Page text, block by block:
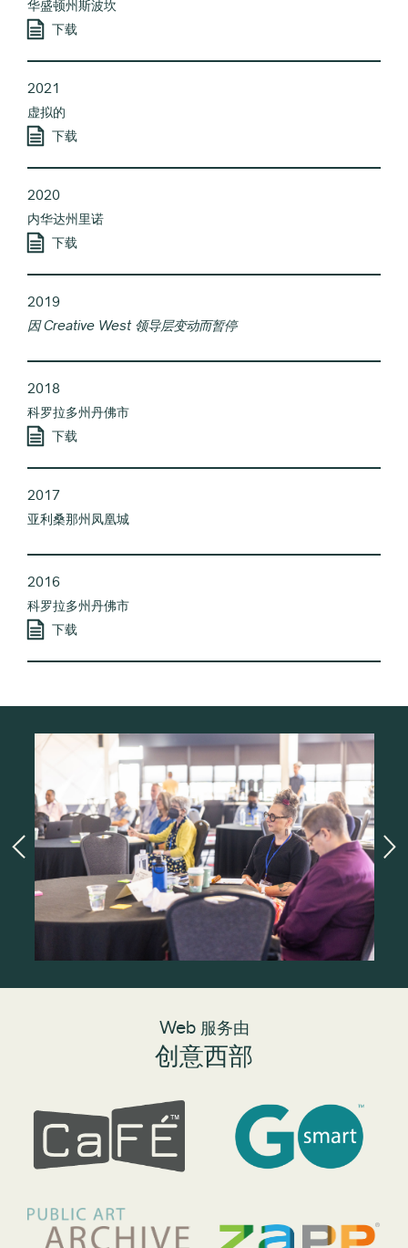
华盛顿州斯波坎
下载
2021
虚拟的
下载
2020
内华达州里诺
下载
2019
因 Creative West 领导层变动而暂停
2018
科罗拉多州丹佛市
下载
2017
亚利桑那州凤凰城
2016
科罗拉多州丹佛市
下载
Web 服务由
创意西部